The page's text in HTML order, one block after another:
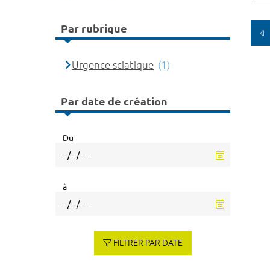
Par rubrique
Urgence sciatique (1)
Par date de création
Du
à
FILTRER PAR DATE